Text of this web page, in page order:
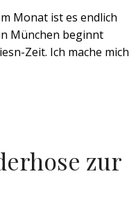
Monat ist es endlich
München beginnt
Zeit. Ich mache mich
zur